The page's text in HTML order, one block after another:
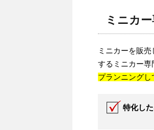
ミニカ
ミニカーを販
するミニカー専
プランニングし
特化し